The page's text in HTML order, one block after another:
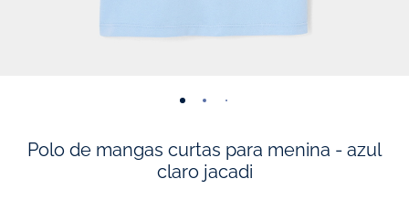
-
01 02 03 04
Polo de mangas curtas para menina - azul
claro jacadi